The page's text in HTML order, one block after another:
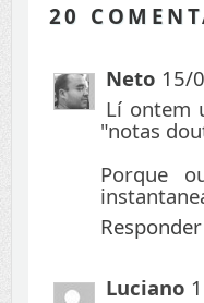
20
Neto 15/
Lí ontem
"notas
Porque
Responder
Luciano